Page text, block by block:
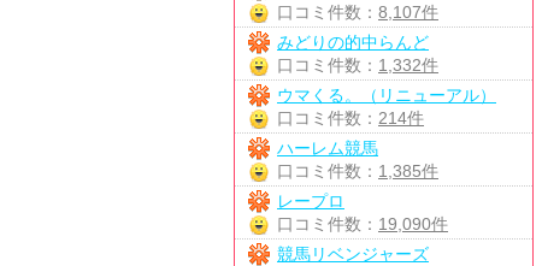
口コミ件数： 8,107件
みどりの的中らんど
口コミ件数： 1,332件
ウマくる。（リニューアル）
口コミ件数： 214件
ハーレム競馬
口コミ件数： 1,385件
レープロ
口コミ件数： 19,090件
競馬リベンジャーズ